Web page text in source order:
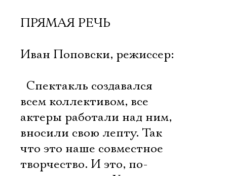
ПРЯМАЯ РЕЧЬ
Иван Поповски, режиссер:
 Спектакль создавался
всем коллективом, все
актеры работали над ним,
вносили свою лепту. Так
что это наше совместное
творчество. И это, по-
Электропочта